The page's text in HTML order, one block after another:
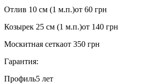
Отлив 10 см (1 м.п.)от 60 грн
Козырек 25 см (1 м.п.)от 140 грн
Москитная сеткаот 350 грн
Гарантия:
Профиль5 лет